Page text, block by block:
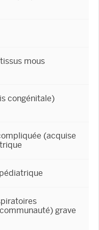
mous
congénitale)
(acquise
grave